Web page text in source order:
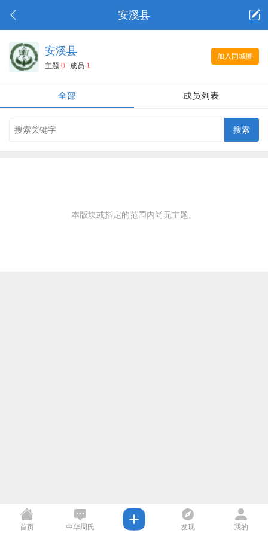
安溪县
加入同城圈
安溪县
主题 0 成员 1
全部 成员列表
本版块或指定的范围内尚无主题。
首页 中华周氏 发现 我的